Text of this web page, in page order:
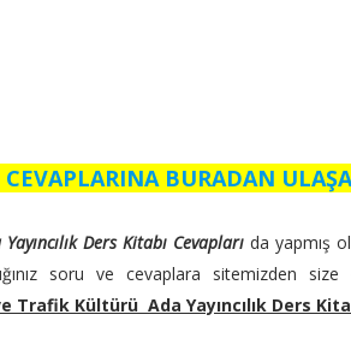
CEVAPLARINA BURADAN
Ders Kitabı Cevapları da yapmış
soru ve cevaplara sitemizden
Trafik Kültürü Ada Yayıncılık Ders